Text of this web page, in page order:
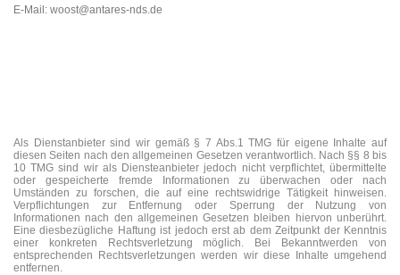
E-Mail: woost@antares-nds.de
Als Dienstanbieter sind wir gemäß § 7 Abs.1 TMG für eigene Inhalte auf
diesen Seiten nach den allgemeinen Gesetzen verantwortlich. Nach §§ 8 bis
10 TMG sind wir als Diensteanbieter jedoch nicht verpflichtet, übermittelte
oder gespeicherte fremde Informationen zu überwachen oder nach
Umständen zu forschen, die auf eine rechtswidrige Tätigkeit hinweisen.
Verpflichtungen zur Entfernung oder Sperrung der Nutzung von
Informationen nach den allgemeinen Gesetzen bleiben hiervon unberührt.
Eine diesbezügliche Haftung ist jedoch erst ab dem Zeitpunkt der Kenntnis
einer konkreten Rechtsverletzung möglich. Bei Bekanntwerden von
entsprechenden Rechtsverletzungen werden wir diese Inhalte umgehend
entfernen.